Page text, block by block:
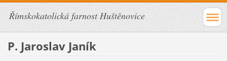
Římskokatolická farnost Huštěnovice
P. Jaroslav Janík